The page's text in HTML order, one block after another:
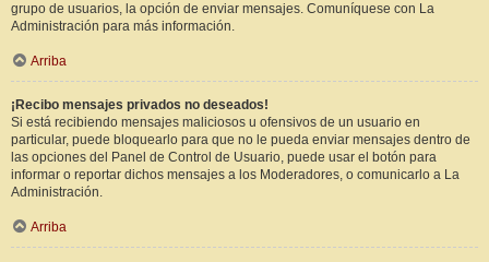
grupo de usuarios, la opción de enviar mensajes. Comuníquese con La
Administración para más información.
Arriba
¡Recibo mensajes privados no deseados!
Si está recibiendo mensajes maliciosos u ofensivos de un usuario en
particular, puede bloquearlo para que no le pueda enviar mensajes dentro de
las opciones del Panel de Control de Usuario, puede usar el botón para
informar o reportar dichos mensajes a los Moderadores, o comunicarlo a La
Administración.
Arriba